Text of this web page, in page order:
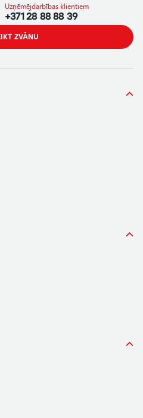
Uzņēmējdarbības klientiem
+371 28 88 88 39
ZVĀNU